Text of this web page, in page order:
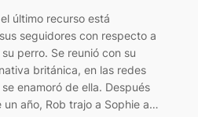
último recurso está
seguidores con respecto a
perro. Se reunió con su
británica, en las redes
enamoró de ella. Después
año, Rob trajo a Sophie a…